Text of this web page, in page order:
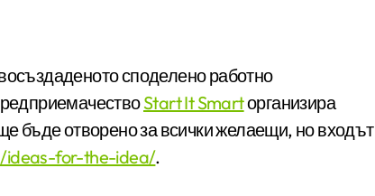
споделено работно
Start It Smartорганизира
бъде отворено за всички желаещи, но входът
ideas-for-the-idea/.